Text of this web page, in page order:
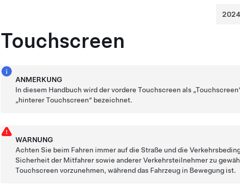
Touchscreen
ANMERKUNG
In diesem Handbuch wird der vordere Touchscreen als
„hinterer Touchscreen“ bezeichnet.
WARNUNG
Achten Sie beim Fahren immer auf die Straße und die
Sicherheit der Mitfahrer sowie anderer Verkehrsteilnehmer zu
Touchscreen vorzunehmen, während das Fahrzeug in Bewegung ist.